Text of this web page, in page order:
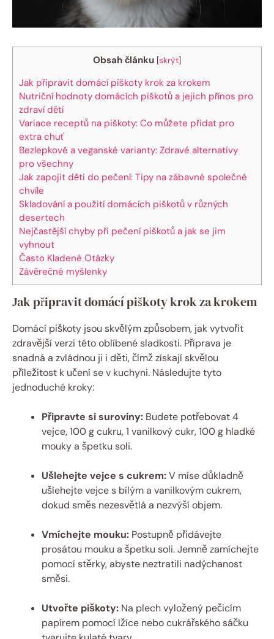
Obsah článku [skrýt]
Jak připravit domácí piškoty krok za krokem
Nutriční hodnoty domácích piškotů a jejich přínos pro
zdraví dětí
Variace receptů na piškoty: Co můžete přidat pro
extra chuť
Bezlepkové a veganské varianty: Zdravé alternativy
pro všechny
Jak zapojit děti do pečení: Tipy na zábavné společné
chvíle
Skladování a použití domácích piškotů v různých
desertech
Nejčastější chyby při pečení piškotů a jak se jim
vyhnout
Často Kladené Otázky
Závěrečné myšlenky
Jak připravit domácí piškoty krok za krokem
Domácí piškoty jsou skvělým způsobem, jak vytvořit
zdravější verzi této oblíbené sladkosti. Příprava je
snadná a zvládnou ji i děti, čímž získají skvělou
příležitost k učení se v kuchyni. Následujte tyto
jednoduché kroky:
Připravte si suroviny: Budete potřebovat 4
vejce, 100 g cukru, 1 vanilkový cukr, 100 g hladké
mouky a špetku soli.
Ušlehejte vejce s cukrem:V míse důkladně
ušlehejte vejce s bílým a vanilkovým cukrem,
dokud směs nezesvětlá a nezvýší objem.
Vmíchejte mouku: Postupně přidávejte
prosátou mouku a špetku soli. Jemně zamíchejte
pomocí stěrky, abyste neztratili nadýchanost
směsi.
Utvořte piškoty: Na plech vyložený pečicím
papírem pomocí lžíce nebo cukrářského sáčku